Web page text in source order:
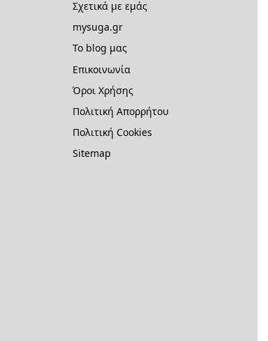
Σχετικά με εμάς
mysuga.gr
Το blog μας
Επικοινωνία
Όροι Χρήσης
Πολιτική Απορρήτου
Πολιτική Cookies
Sitemap